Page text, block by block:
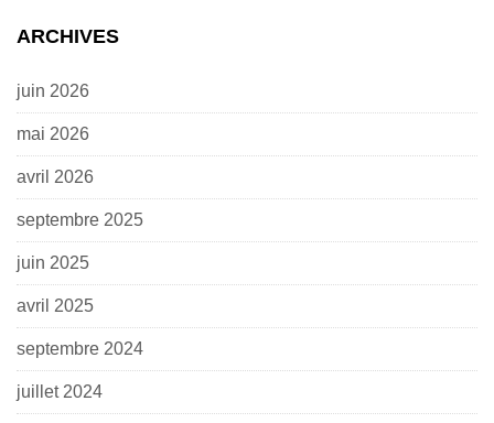
ARCHIVES
juin 2026
mai 2026
avril 2026
septembre 2025
juin 2025
avril 2025
septembre 2024
juillet 2024